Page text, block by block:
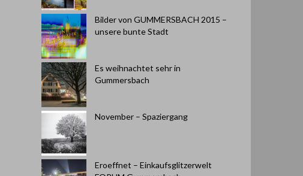
Bilder von GUMMERSBACH 2015 –
unsere bunte Stadt
Es weihnachtet sehr in
Gummersbach
November – Spaziergang
Eroeffnet – Einkaufsglitzerwelt